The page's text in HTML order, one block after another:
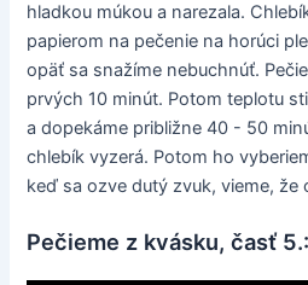
hladkou múkou a narezala.
papierom na pečenie na horúci
opäť sa snažíme nebuchnúť.
prvých 10 minút. Potom teplotu
a dopekáme približne 40 - 50
chlebík vyzerá. Potom ho
keď sa ozve dutý zvuk, vieme, že
Pečieme z kvásku, časť